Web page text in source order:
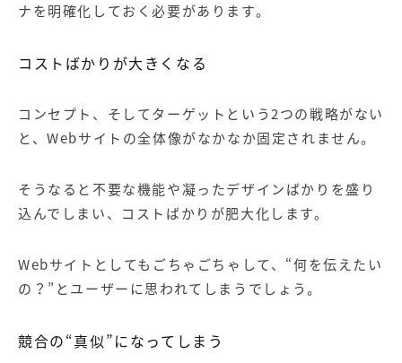
ナを明確化しておく必要があります。
コストばかりが大きくなる
コンセプト、そしてターゲットという2つの戦略がない
と、Webサイトの全体像がなかなか固定されません。
そうなると不要な機能や凝ったデザインばかりを盛り
込んでしまい、コストばかりが肥大化します。
Webサイトとしてもごちゃごちゃして、 “何を伝えたい
の？ ” とユーザーに思われてしまうでしょう。
競合の“真似”になってしまう